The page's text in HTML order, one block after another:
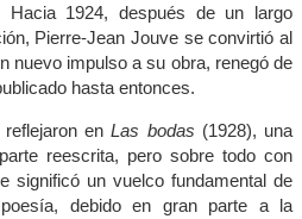
Hacia 1924, después de un largo
Pierre-Jean Jouve se convirtió al
nuevo impulso a su obra, renegó de
hasta entonces.
reflejaron enLas bodas (1928), una
reescrita, pero sobre todo con
significó un vuelco fundamental de
debido en gran parte a la